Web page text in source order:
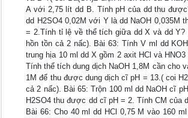
A với 2,75 lít dd B. Tính pH của dd thu
dd H2SO4 0,02M với Y là dd NaOH 0,035M
= 2.Tính tỉ lệ về thể tích giữa dd X và dd Y?
hồn tồn cả 2 nấc). Bài 63: Tính V ml dd
trung hịa 10 ml dd X gồm 2 axit HCl và
Tính thể tích dung dịch NaOH 1,8M cần cho
1M để thu được dung dịch cĩ pH = 13.( coi
cả 2 nấc). Bài 65: Trộn 100 ml dd NaOH cĩ
H2SO4 thu được dd cĩ pH = 2. Tính CM của
Bài 66: Cho 40 ml dd HCl 0,75 M vào 160